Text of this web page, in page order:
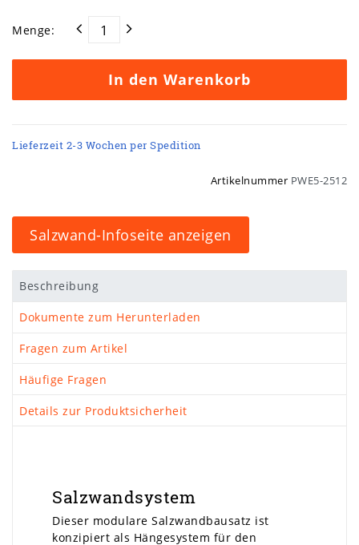
Menge:
In den Warenkorb
Lieferzeit 2-3 Wochen per Spedition
Artikelnummer PWE5-2512
Salzwand-Infoseite anzeigen
Beschreibung
Dokumente zum Herunterladen
Fragen zum Artikel
Häufige Fragen
Details zur Produktsicherheit
Salzwandsystem
Dieser modulare Salzwandbausatz ist
konzipiert als Hängesystem für den